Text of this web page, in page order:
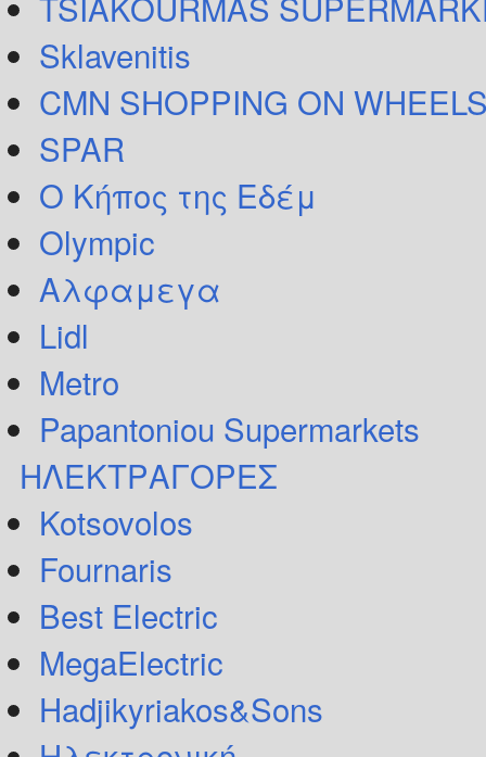
Sklavenitis
CMN SHOPPING ON
SPAR
Ο Κήπος της Εδέμ
Olympic
Αλφαμεγα
Lidl
Metro
Papantoniou Supermarkets
ΗΛΕΚΤΡΑΓΟΡΕΣ
Kotsovolos
Fournaris
Best Electric
MegaElectric
Hadjikyriakos&Sons